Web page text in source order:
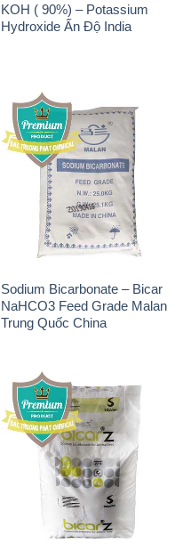
KOH ( 90%) – Potassium
Hydroxide Ấn Độ India
Sodium Bicarbonate – Bicar
NaHCO3 Feed Grade Malan
Trung Quốc China